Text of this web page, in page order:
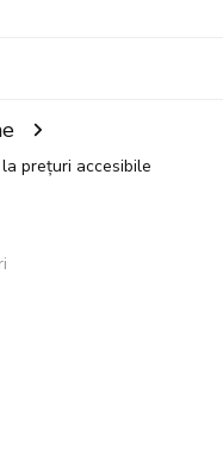
prețuri accesibile